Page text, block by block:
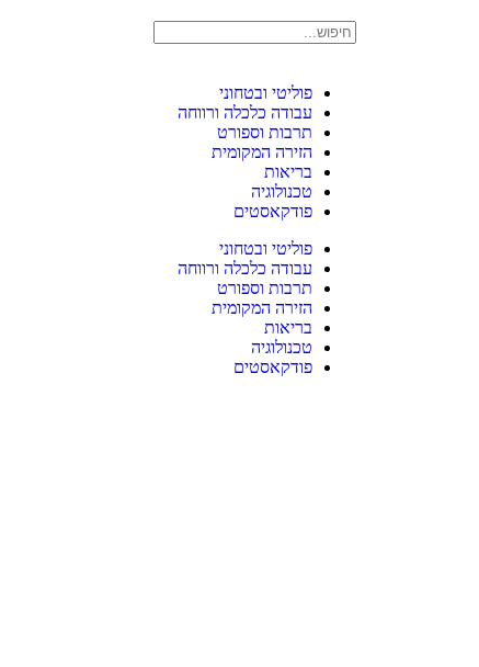
פוליטי ובטחוני
עבודה כלכלה ורווחה
תרבות וספורט
הזירה המקומית
בריאות
טכנולוגיה
פודקאסטים
פוליטי ובטחוני
עבודה כלכלה ורווחה
תרבות וספורט
הזירה המקומית
בריאות
טכנולוגיה
פודקאסטים